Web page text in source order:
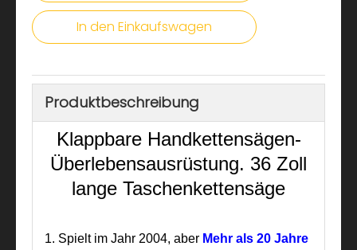
In den Einkaufswagen
Produktbeschreibung
Klappbare Handkettensägen-
Überlebensausrüstung. 36 Zoll
lange Taschenkettensäge
1. Spielt im Jahr 2004, aber Mehr als 20 Jahre